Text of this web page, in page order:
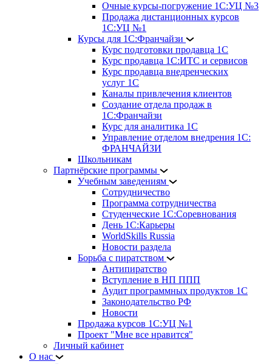
Очные курсы-погружение 1С:УЦ №3
Продажа дистанционных курсов
1С:УЦ №1
Курсы для 1С:Франчайзи
Курс подготовки продавца 1С
Курс продавца 1С:ИТС и сервисов
Курс продавца внедренческих
услуг 1С
Каналы привлечения клиентов
Создание отдела продаж в
1С:Франчайзи
Курс для аналитика 1С
Управление отделом внедрения 1С:
ФРАНЧАЙЗИ
Школьникам
Партнёрские программы
Учебным заведениям
Сотрудничество
Программа сотрудничества
Студенческие 1С:Соревнования
День 1С:Карьеры
WorldSkills Russia
Новости раздела
Борьба с пиратством
Антипиратство
Вступление в НП ППП
Аудит программных продуктов 1С
Законодательство РФ
Новости
Продажа курсов 1С:УЦ №1
Проект "Мне все нравится"
Личный кабинет
О нас